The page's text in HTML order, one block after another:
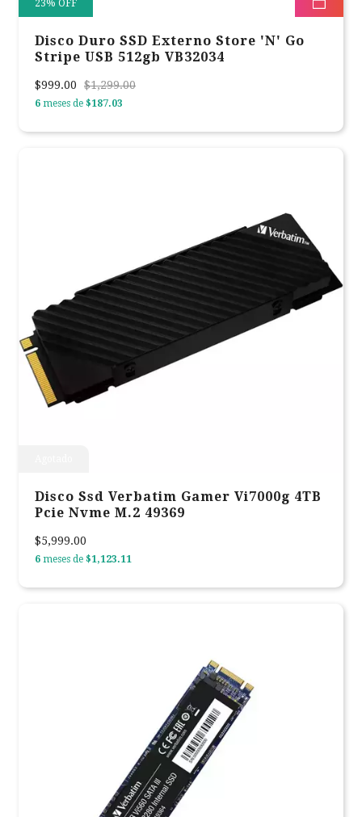
23% OFF
Disco Duro SSD Externo Store 'N' Go
Stripe USB 512gb VB32034
$999.00 $1,299.00
6 meses de $187.03
Disco Ssd Verbatim Gamer Vi7000g 4TB
Pcie Nvme M.2 49369
$5,999.00
6 meses de $1,123.11